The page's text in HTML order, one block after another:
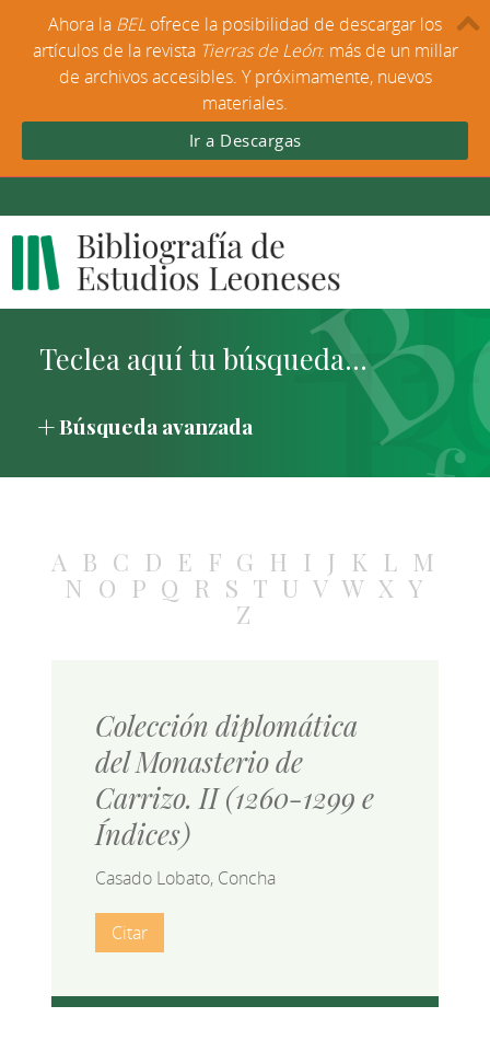
Búsqueda avanzada
A B C D E F G H I J K L M
N O P Q R S T U V W X Y
Z
Colección diplomática
del Monasterio de
Carrizo. II (1260-1299 e
Índices)
Casado Lobato, Concha
Citar
Ahora la BEL ofrece la posibilidad de descargar los
artículos de la revista Tierras de León: más de un millar
de archivos accesibles. Y próximamente, nuevos
materiales.
Ir a Descargas